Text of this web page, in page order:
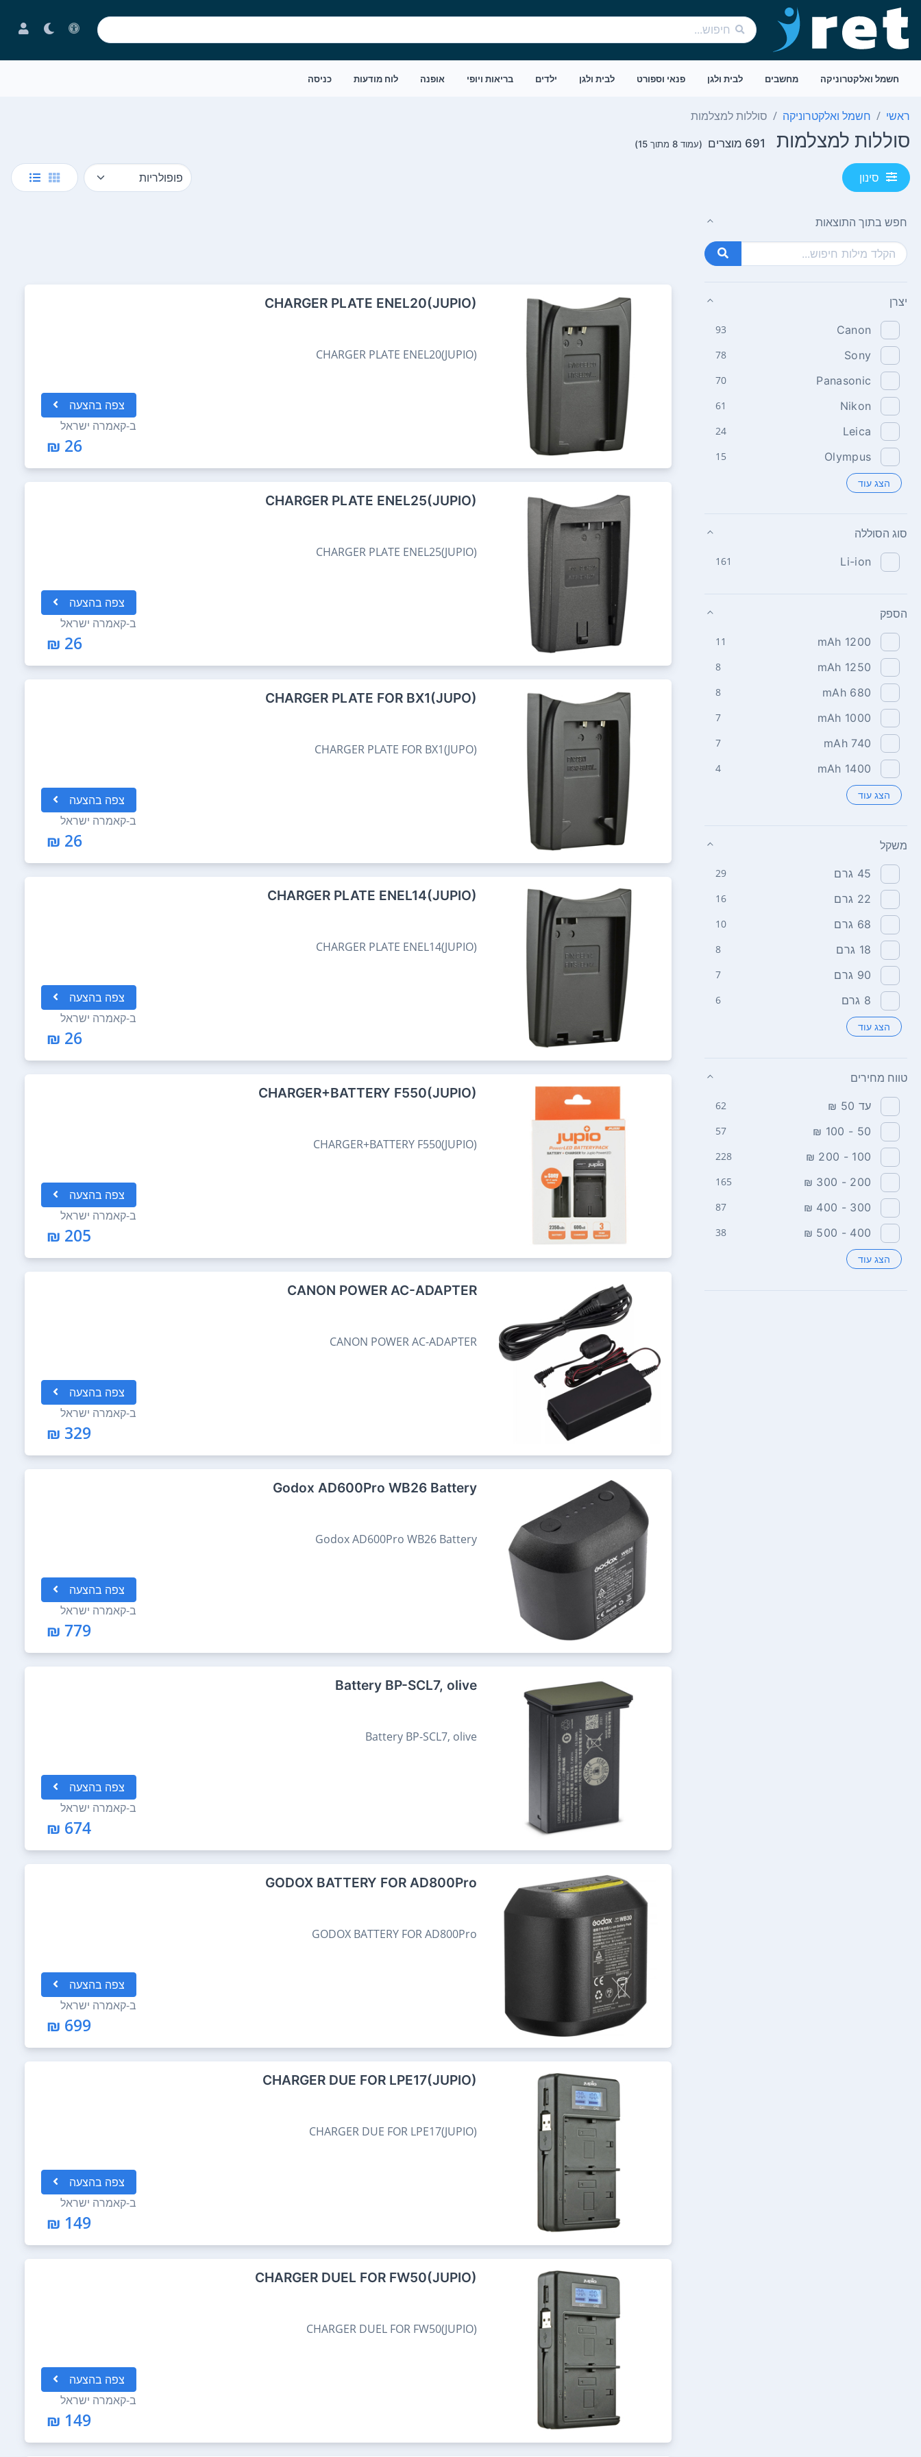
חשמל ואלקטרוניקה מחשבים לבית ולגן פנאי וספורט לבית ולגן ילדים בריאות ויופי אופנה לוח מודעות כניסה
ראשי חשמל ואלקטרוניקה סוללות למצלמות
סוללות למצלמות 691 מוצרים (עמוד 8 מתוך 15)
סינון
חפש בתוך התוצאות
יצרן
Canon
93
Sony
78
Panasonic
70
Nikon
61
Leica
24
Olympus
15
הצג עוד
סוג הסוללה
Li-ion
161
הספק
1200‏ mAh
11
1250‏ mAh
8
680‏ mAh
8
1000‏ mAh
7
740‏ mAh
7
1400‏ mAh
4
הצג עוד
משקל
45‏ גרם 29
22‏ גרם 16
68‏ גרם 10
18‏ גרם 8
90‏ גרם 7
8‏ גרם 6
הצג עוד
טווח מחירים
עד 50 ₪ 62
50 - 100 ₪
57
100 - 200 ₪
228
200 - 300 ₪
165
300 - 400 ₪
87
400 - 500 ₪
38
הצג עוד
CHARGER PLATE ENEL20(JUPIO)
CHARGER PLATE ENEL20(JUPIO)
צפה בהצעה
ב-קאמרה ישראל
26 ₪
CHARGER PLATE ENEL25(JUPIO)
CHARGER PLATE ENEL25(JUPIO)
צפה בהצעה
ב-קאמרה ישראל
26 ₪
CHARGER PLATE FOR BX1(JUPO)
CHARGER PLATE FOR BX1(JUPO)
צפה בהצעה
ב-קאמרה ישראל
26 ₪
CHARGER PLATE ENEL14(JUPIO)
CHARGER PLATE ENEL14(JUPIO)
צפה בהצעה
ב-קאמרה ישראל
26 ₪
CHARGER+BATTERY F550(JUPIO)
CHARGER+BATTERY F550(JUPIO)
צפה בהצעה
ב-קאמרה ישראל
205 ₪
CANON POWER AC-ADAPTER
CANON POWER AC-ADAPTER
צפה בהצעה
ב-קאמרה ישראל
329 ₪
Godox AD600Pro WB26 Battery
Godox AD600Pro WB26 Battery
צפה בהצעה
ב-קאמרה ישראל
779 ₪
Battery BP-SCL7, olive
Battery BP-SCL7, olive
צפה בהצעה
ב-קאמרה ישראל
674 ₪
GODOX BATTERY FOR AD800Pro
GODOX BATTERY FOR AD800Pro
צפה בהצעה
ב-קאמרה ישראל
699 ₪
CHARGER DUE FOR LPE17(JUPIO)
CHARGER DUE FOR LPE17(JUPIO)
צפה בהצעה
ב-קאמרה ישראל
149 ₪
CHARGER DUEL FOR FW50(JUPIO)
CHARGER DUEL FOR FW50(JUPIO)
צפה בהצעה
ב-קאמרה ישראל
149 ₪